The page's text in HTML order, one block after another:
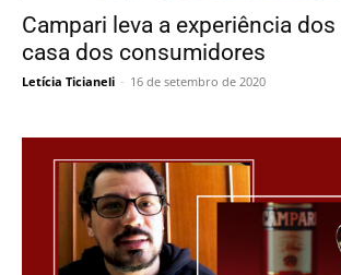
Campari leva a experiência
casa dos consumidores
Letícia Ticianeli - 16 de setembro de 2020